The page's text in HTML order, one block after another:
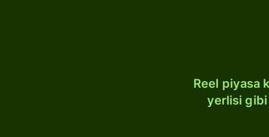
Reel piyasa
yerlisi gibi